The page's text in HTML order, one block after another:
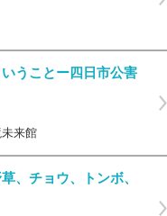
うことー四日市公害
来館
、チョウ、トンボ、